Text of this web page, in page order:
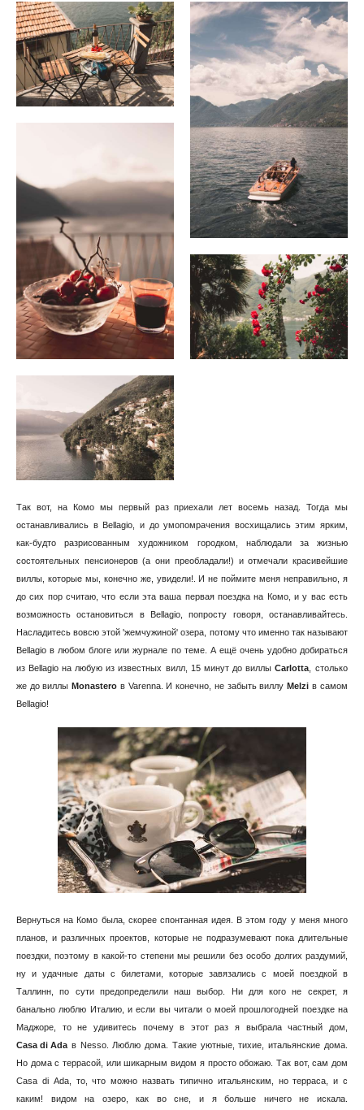
Так вот, на Комо мы первый раз приехали лет восемь назад. Тогда мы
останавливались в Bellagio, и до умопомрачения восхищались этим ярким,
как-будто разрисованным художником городком, наблюдали за жизнью
состоятельных пенсионеров (а они преобладали!) и отмечали красивейшие
виллы, которые мы, конечно же, увидели!. И не поймите меня неправильно, я
до сих пор считаю, что если эта ваша первая поездка на Комо, и у вас есть
возможность остановиться в Bellagio, попросту говоря, останавливайтесь.
Насладитесь вовсю этой 'жемчужиной' озера, потому что именно так называют
Bellagio в любом блоге или журнале по теме. А ещё очень удобно добираться
из Bellagio на любую из известных вилл, 15 минут до виллы Carlotta , столько
же до виллы Monastero в Varenna. И конечно, не забыть виллу Melzi в самом
Bellagio!
Вернуться на Комо была, скорее спонтанная идея. В этом году у меня много
планов, и различных проектов, которые не подразумевают пока длительные
поездки, поэтому в какой-то степени мы решили без особо долгих раздумий,
ну и удачные даты с билетами, которые завязались с моей поездкой в
Таллинн, по сути предопределили наш выбор. Ни для кого не секрет, я
банально люблю Италию, и если вы читали о моей прошлогодней поездке на
Casa di Ada в Nesso. Люблю дома. Такие уютные, тихие, итальянские дома.
Но дома с террасой, или шикарным видом я просто обожаю. Так вот, сам дом
Casa di Ada, то, что можно назвать типично итальянским, но терраса, и с
каким! видом на озеро, как во сне, и я больше ничего не искала.